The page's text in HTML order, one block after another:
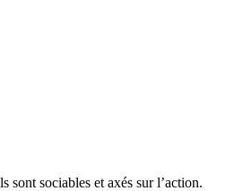
sont sociables et axés sur l’action.